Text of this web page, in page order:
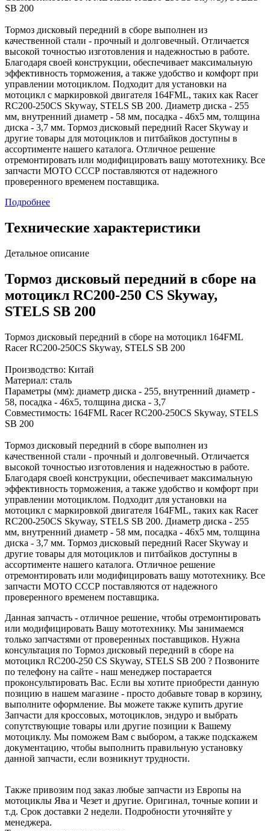
SB 200
Тормоз дисковый передний в сборе выполнен из
качественной стали - прочный и долговечный. Отличается
высокой точностью изготовления и надежностью в работе.
Благодаря своей конструкции, обеспечивает максимальную
эффективность торможения, а также удобство и комфорт при
управлении мотоциклом. Подходит для установки на
мотоцикл с маркировкой двигателя 164FML, таких как Racer
RC200-250CS Skyway, STELS SB 200. Диаметр диска - 255
мм, внутренний диаметр - 58 мм, посадка - 46х5 мм, толщина
диска - 3,7 мм. Тормоз дисковый передний Racer Skyway и
другие товары для мотоциклов и питбайков доступны в
ассортименте нашего каталога. Отличное решение
отремонтировать или модифицировать вашу мототехнику. Все
запчасти МОТО СССР поставляются от надежного
проверенного временем поставщика.
Подробнее
Технические характеристики
Детальное описание
Тормоз дисковый передний в сборе на
мотоцикл RC200-250 CS Skyway,
STELS SB 200
Тормоз дисковый передний в сборе на мотоцикл 164FML
Racer RC200-250CS Skyway, STELS SB 200
Производство: Китай
Материал: сталь
Параметры (мм): диаметр диска - 255, внутренний диаметр -
58, посадка - 46х5, толщина диска - 3,7
Совместимость: 164FML Racer RC200-250CS Skyway, STELS
SB 200
Тормоз дисковый передний в сборе выполнен из
качественной стали - прочный и долговечный. Отличается
высокой точностью изготовления и надежностью в работе.
Благодаря своей конструкции, обеспечивает максимальную
эффективность торможения, а также удобство и комфорт при
управлении мотоциклом. Подходит для установки на
мотоцикл с маркировкой двигателя 164FML, таких как Racer
RC200-250CS Skyway, STELS SB 200. Диаметр диска - 255
мм, внутренний диаметр - 58 мм, посадка - 46х5 мм, толщина
диска - 3,7 мм. Тормоз дисковый передний Racer Skyway и
другие товары для мотоциклов и питбайков доступны в
ассортименте нашего каталога. Отличное решение
отремонтировать или модифицировать вашу мототехнику. Все
запчасти МОТО СССР поставляются от надежного
проверенного временем поставщика.
Данная запчасть - отличное решение, чтобы отремонтировать
или модифицировать Вашу мототехнику. Мы занимаемся
только запчастями от проверенных поставщиков. Нужна
консультация по Тормоз дисковый передний в сборе на
мотоцикл RC200-250 CS Skyway, STELS SB 200 ? Позвоните
по телефону на сайте - наш менеджер постарается
проконсультировать Вас. Если вы хотите приобрести данную
позицию в нашем магазине - просто добавьте товар в корзину,
выполните оформление. Вы можете также купить другие
Запчасти для кроссовых, мотоциклов, эндуро и выбрать
сопутствующие товары или другие позиции к Вашему
мотоциклу. Мы поможем Вам с выбором, а также подскажем
документацию, чтобы выполнить правильную установку
данной запчасти, если возникнут трудности.
Также привозим под заказ любые запчасти из Европы на
мотоциклы Ява и Чезет и другие. Оригинал, точные копии и
т.д. Срок доставки 2 недели. Подробности уточняйте у
менеджера.